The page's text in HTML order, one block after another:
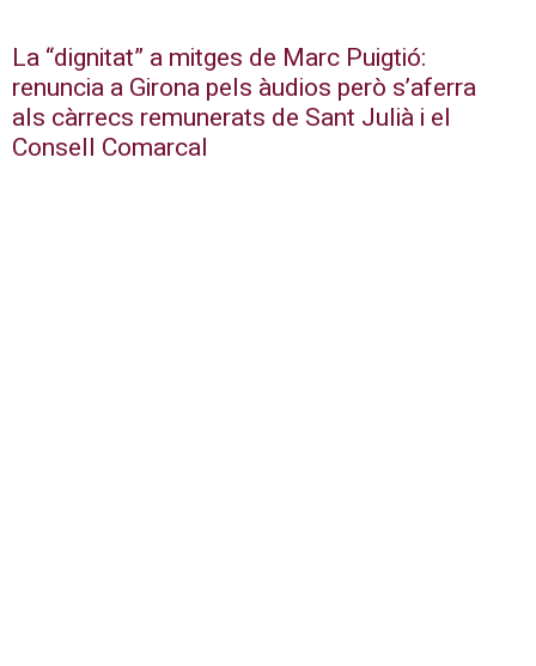
La “dignitat” a mitges de Marc Puigtió:
renuncia a Girona pels àudios però s’aferra
als càrrecs remunerats de Sant Julià i el
Consell Comarcal